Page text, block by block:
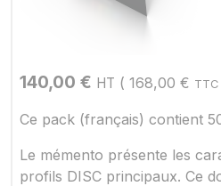
140,00 € HT ( 168,00 € TTC
Ce pack (français) contient
Le mémento présente les
profils DISC principaux. Ce